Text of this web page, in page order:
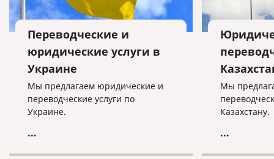
Переводческие и
юридические услуги в
Украине
Мы предлагаем юридические и
переводческие услуги по
Украине.
...
Мы
Казахстану.
...